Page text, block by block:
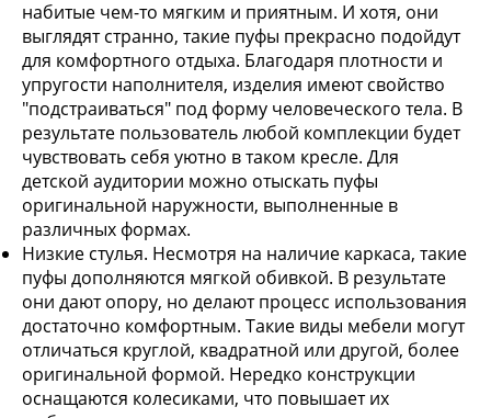
набитые чем-то мягким и приятным. И хотя, они
выглядят странно, такие пуфы прекрасно подойдут
для комфортного отдыха. Благодаря плотности и
упругости наполнителя, изделия имеют свойство
"подстраиваться" под форму человеческого тела. В
результате пользователь любой комплекции будет
чувствовать себя уютно в таком кресле. Для
детской аудитории можно отыскать пуфы
оригинальной наружности, выполненные в
различных формах.
Низкие стулья. Несмотря на наличие каркаса, такие
пуфы дополняются мягкой обивкой. В результате
они дают опору, но делают процесс использования
достаточно комфортным. Такие виды мебели могут
отличаться круглой, квадратной или другой, более
оригинальной формой. Нередко конструкции
оснащаются колесиками, что повышает их